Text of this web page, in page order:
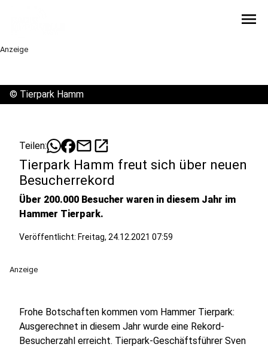
menu
Anzeige
© Tierpark Hamm
Teilen: mailopen_in_new
Tierpark Hamm freut sich über neuen
Besucherrekord
Über 200.000 Besucher waren in diesem Jahr im
Hammer Tierpark.
Veröffentlicht: Freitag, 24.12.2021 07:59
Anzeige
Frohe Botschaften kommen vom Hammer Tierpark:
Ausgerechnet in diesem Jahr wurde eine Rekord-
Besucherzahl erreicht. Tierpark-Geschäftsführer Sven